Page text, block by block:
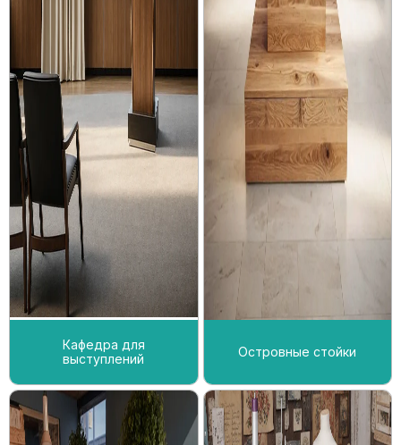
Кафедра для
выступлений
Островные стойки